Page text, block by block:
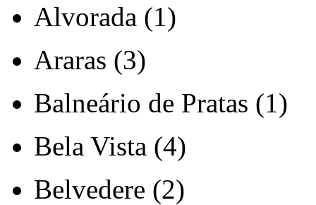
Alvorada (1)
Araras (3)
Balneário de Pratas (1)
Bela Vista (4)
Belvedere (2)